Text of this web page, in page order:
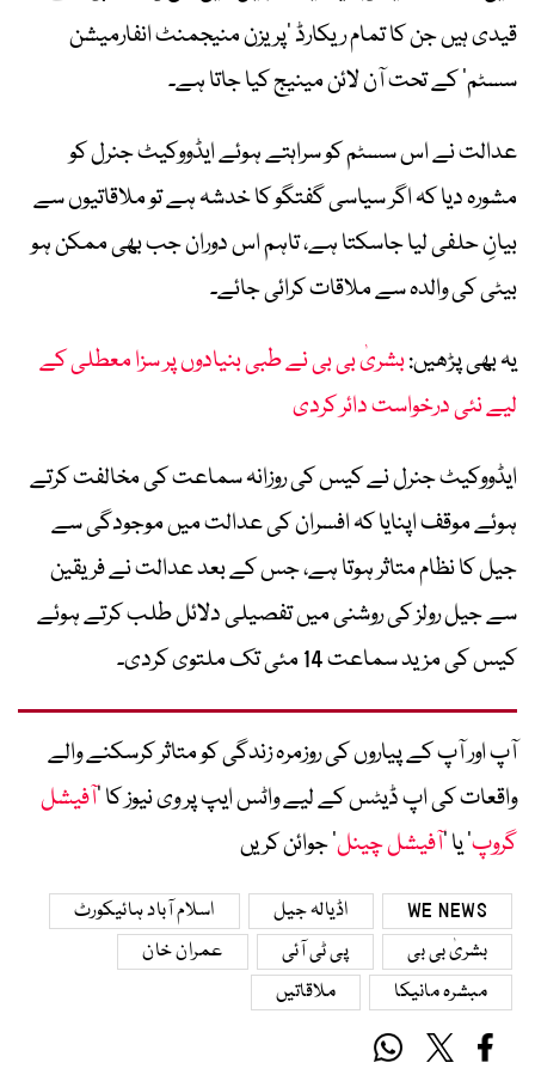
قیدی ہیں جن کا تمام ریکارڈ ‘پریزن منیجمنٹ انفارمیشن
سسٹم’ کے تحت آن لائن مینیج کیا جاتا ہے۔
عدالت نے اس سسٹم کو سراہتے ہوئے ایڈووکیٹ جنرل کو
مشورہ دیا کہ اگر سیاسی گفتگو کا خدشہ ہے تو ملاقاتیوں سے
بیانِ حلفی لیا جاسکتا ہے، تاہم اس دوران جب بھی ممکن ہو
بیٹی کی والدہ سے ملاقات کرائی جائے۔
یہ بھی پڑھیں:بشریٰ بی بی نے طبی بنیادوں پر سزا معطلی کے
لیے نئی درخواست دائر کردی
ایڈووکیٹ جنرل نے کیس کی روزانہ سماعت کی مخالفت کرتے
ہوئے موقف اپنایا کہ افسران کی عدالت میں موجودگی سے
جیل کا نظام متاثر ہوتا ہے، جس کے بعد عدالت نے فریقین
سے جیل رولز کی روشنی میں تفصیلی دلائل طلب کرتے ہوئے
کیس کی مزید سماعت 14 مئی تک ملتوی کردی۔
آپ اور آپ کے پیاروں کی روزمرہ زندگی کو متاثر کرسکنے والے
واقعات کی اپ ڈیٹس کے لیے واٹس ایپ پر وی نیوز کا ’آفیشل
گروپ‘ یا ’آفیشل چینل‘ جوائن کریں
WE NEWS اڈیالہ جیل
اسلام آباد ہائیکورٹ
بشریٰ بی بی
پی ٹی آئی
عمران خان
مبشرہ مانیکا
ملاقاتیں